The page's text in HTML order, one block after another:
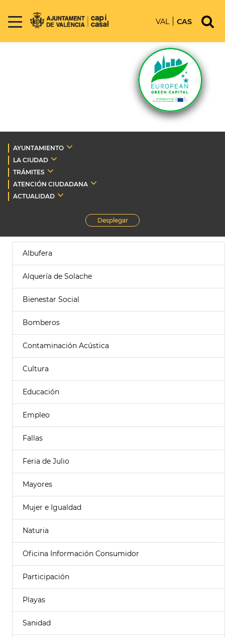
VAL CAS
AYUNTAMIENTO
LA CIUDAD
TRÁMITES
ATENCIÓN CIUDADANA
ACTUALIDAD
Desplegar
Albufera
Alquería de Solache
Bienestar Social
Bomberos
Contaminación Acústica
Cultura
Educación
Empleo
Fallas
Feria de Julio
Mayores
Mujer e Igualdad
Naturia
Oficina Información Consumidor
Participación
Playas
Sanidad